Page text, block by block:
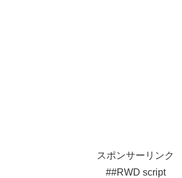
スポンサーリンク
##RWD script